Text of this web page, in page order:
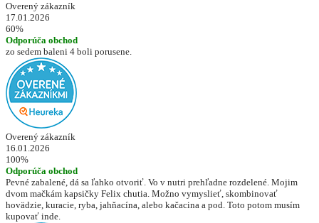
Overený zákazník
17.01.2026
60%
Odporúča obchod
zo sedem baleni 4 boli porusene.
Overený zákazník
16.01.2026
100%
Odporúča obchod
Pevné zabalené, dá sa ľahko otvoriť. Vo v nutri prehľadne rozdelené. Mojim
dvom mačkám kapsičky Felix chutia. Možno vymyslieť, skombinovať
hovädzie, kuracie, ryba, jahňacína, alebo kačacina a pod. Toto potom musím
kupovať inde.